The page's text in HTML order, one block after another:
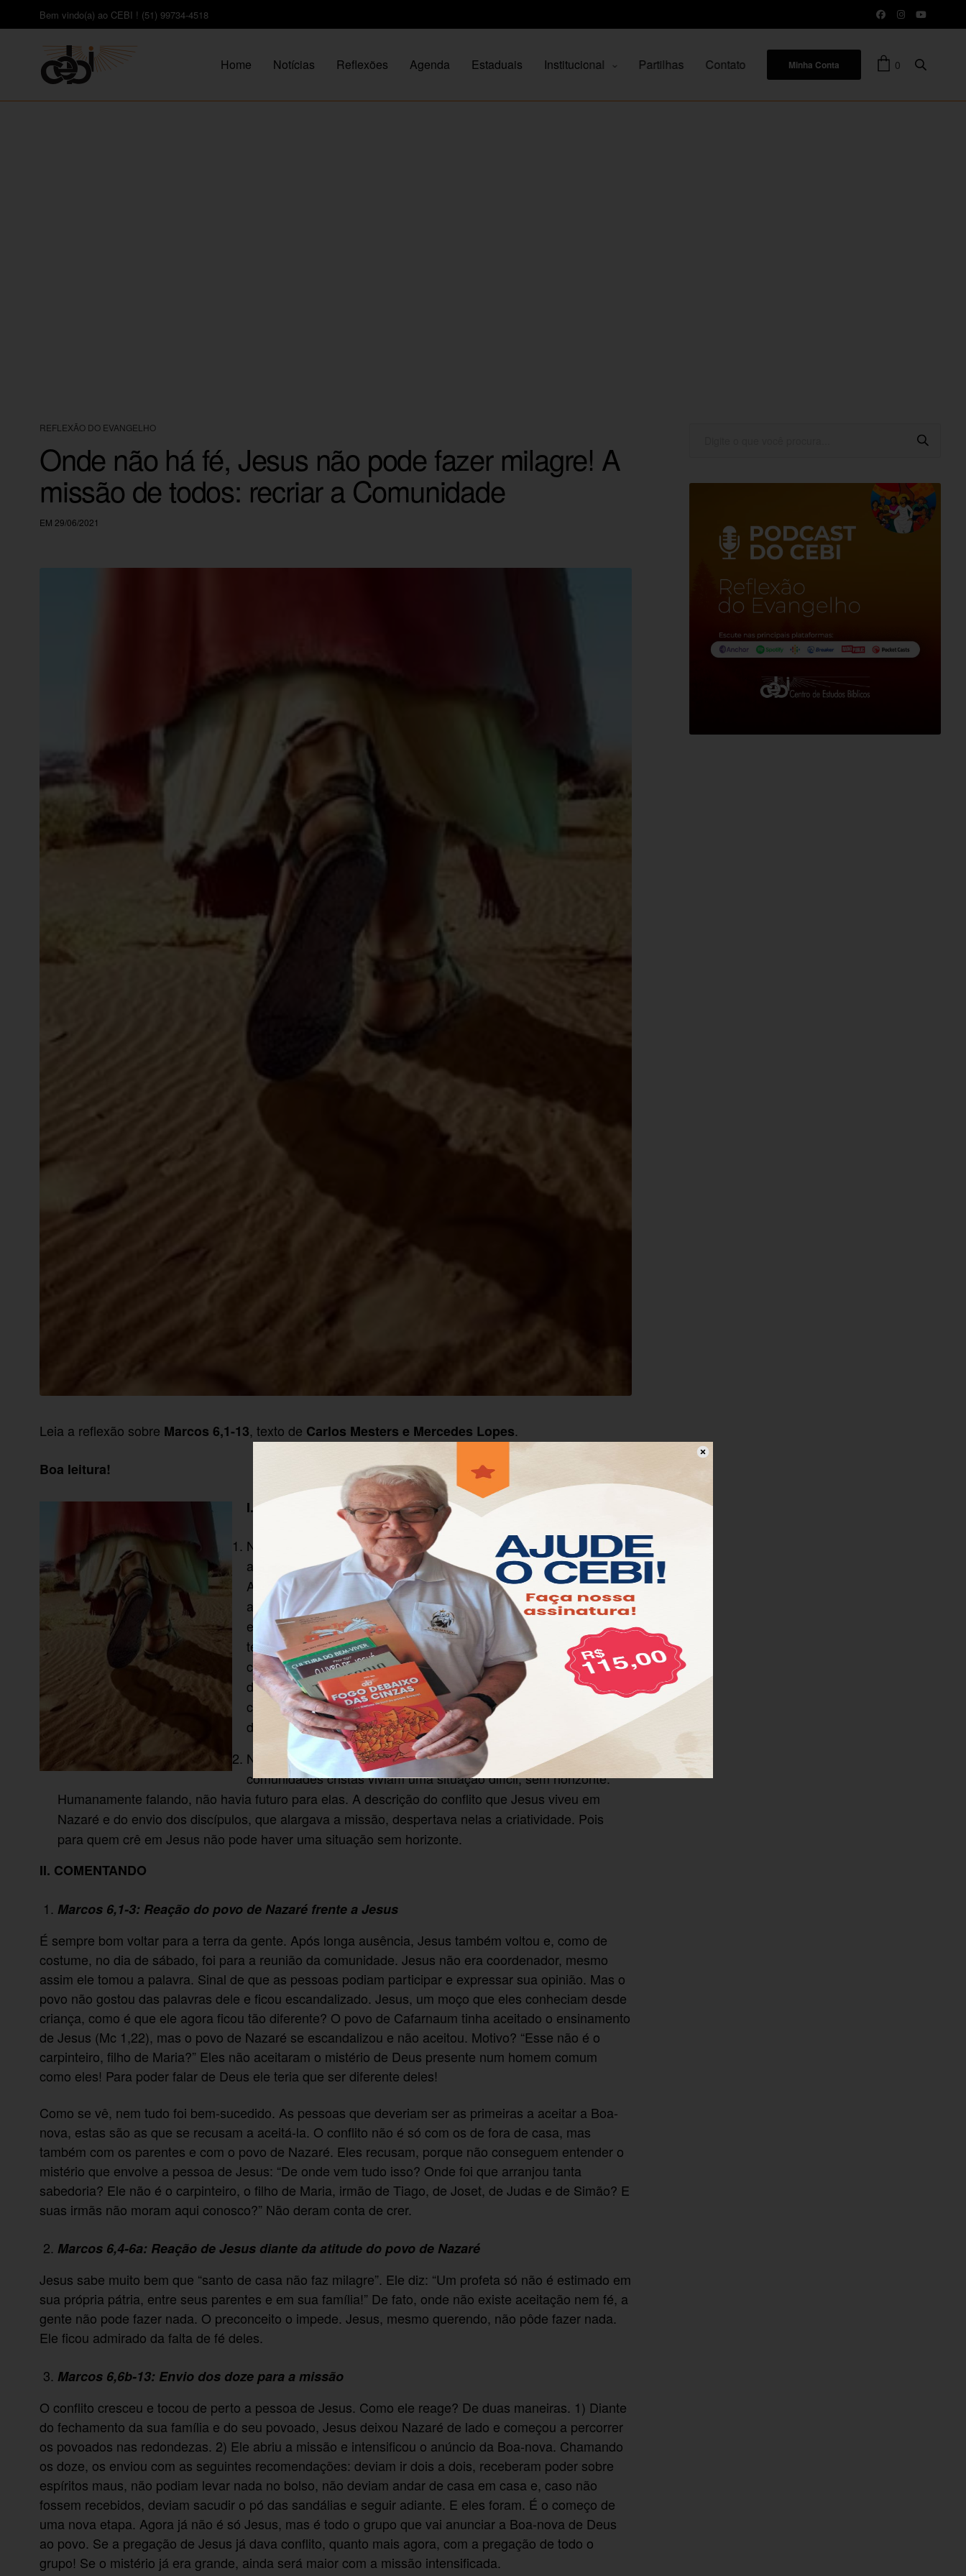
Bem vindo(a) ao CEBI ! (51) 99734-4518
Home Notícias Reflexões Agenda Estaduais Institucional Partilhas Contato Minha Conta 0
REFLEXÃO DO EVANGELHO
Onde não há fé, Jesus não pode fazer milagre! A
missão de todos: recriar a Comunidade
EM 29/06/2021
Leia a reflexão sobre Marcos 6,1-13, texto de Carlos Mesters e Mercedes Lopes.
Boa leitura!
I. SITUANDO
Nos sete Círculos deste bloco (Mc 3,13-6,13), cresceu o conflito e
apareceu o mistério de Deus que envolvia a pessoa de Jesus.
Agora, chegando no fim, a narração entra numa curva. Começa a
aparecer uma nova paisagem. O texto que meditamos neste
encontro é um resumo do segundo bloco e faz a ligação com o
terceiro bloco (Mc 6,14 a 8,21). Ele tem duas partes bem distintas,
como os dois pratos da balança. A primeira descreve como o povo
de Nazaré se fecha frente a Jesus (Mc 6,1-6). A segunda descreve
como Jesus se abre para o povo da Galileia enviando os
discípulos em missão (Mc 6,7-13).
No tempo em que Marcos escreveu o seu evangelho, as
comunidades cristãs viviam uma situação difícil, sem horizonte.
Humanamente falando, não havia futuro para elas. A descrição do conflito que Jesus viveu em
Nazaré e do envio dos discípulos, que alargava a missão, despertava nelas a criatividade. Pois
para quem crê em Jesus não pode haver uma situação sem horizonte.
II. COMENTANDO
Marcos 6,1-3: Reação do povo de Nazaré frente a Jesus
É sempre bom voltar para a terra da gente. Após longa ausência, Jesus também voltou e, como de
costume, no dia de sábado, foi para a reunião da comunidade. Jesus não era coordenador, mesmo
assim ele tomou a palavra. Sinal de que as pessoas podiam participar e expressar sua opinião. Mas o
povo não gostou das palavras dele e ficou escandalizado. Jesus, um moço que eles conheciam desde
criança, como é que ele agora ficou tão diferente? O povo de Cafarnaum tinha aceitado o ensinamento
de Jesus (Mc 1,22), mas o povo de Nazaré se escandalizou e não aceitou. Motivo? “Esse não é o
carpinteiro, filho de Maria?” Eles não aceitaram o mistério de Deus presente num homem comum
como eles! Para poder falar de Deus ele teria que ser diferente deles!
Como se vê, nem tudo foi bem-sucedido. As pessoas que deveriam ser as primeiras a aceitar a Boa-
nova, estas são as que se recusam a aceitá-la. O conflito não é só com os de fora de casa, mas
também com os parentes e com o povo de Nazaré. Eles recusam, porque não conseguem entender o
mistério que envolve a pessoa de Jesus: “De onde vem tudo isso? Onde foi que arranjou tanta
sabedoria? Ele não é o carpinteiro, o filho de Maria, irmão de Tiago, de Joset, de Judas e de Simão? E
suas irmãs não moram aqui conosco?” Não deram conta de crer.
Marcos 6,4-6a: Reação de Jesus diante da atitude do povo de Nazaré
Jesus sabe muito bem que “santo de casa não faz milagre”. Ele diz: “Um profeta só não é estimado em
sua própria pátria, entre seus parentes e em sua família!” De fato, onde não existe aceitação nem fé, a
gente não pode fazer nada. O preconceito o impede. Jesus, mesmo querendo, não pôde fazer nada.
Ele ficou admirado da falta de fé deles.
Marcos 6,6b-13: Envio dos doze para a missão
O conflito cresceu e tocou de perto a pessoa de Jesus. Como ele reage? De duas maneiras. 1) Diante
do fechamento da sua família e do seu povoado, Jesus deixou Nazaré de lado e começou a percorrer
os povoados nas redondezas. 2) Ele abriu a missão e intensificou o anúncio da Boa-nova. Chamando
os doze, os enviou com as seguintes recomendações: deviam ir dois a dois, receberam poder sobre
espíritos maus, não podiam levar nada no bolso, não deviam andar de casa em casa e, caso não
fossem recebidos, deviam sacudir o pó das sandálias e seguir adiante. E eles foram. É o começo de
uma nova etapa. Agora já não é só Jesus, mas é todo o grupo que vai anunciar a Boa-nova de Deus
ao povo. Se a pregação de Jesus já dava conflito, quanto mais agora, com a pregação de todo o
grupo! Se o mistério já era grande, ainda será maior com a missão intensificada.